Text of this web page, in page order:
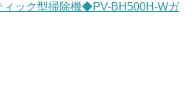
ィック型掃除機◆PV-BH500H-Wガ